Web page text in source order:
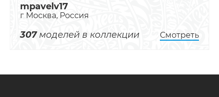
mpavelv17
г Москва, Россия
307моделей в коллекции Смотреть